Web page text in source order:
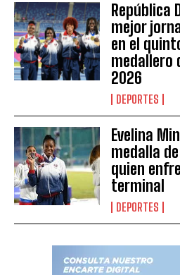
República
mejor
en el
medallero
2026
DEPORTES
Evelina
medalla
quien
terminal
DEPORTES